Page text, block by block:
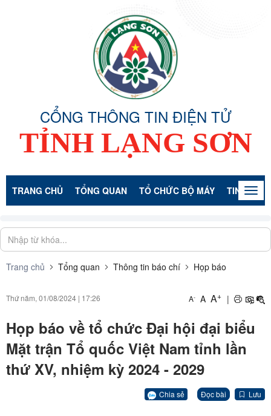
CỔNG THÔNG TIN ĐIỆN TỬ
TỈNH LẠNG SƠN
TRANG CHỦ TỔNG QUAN TỔ CHỨC BỘ MÁY TIN TỨC -
Trang chủ Tổng quan Thông tin báo chí Họp báo
Thứ năm, 01/08/2024 | 17:26 A- A A+ |
Họp báo về tổ chức Đại hội đại biểu
Mặt trận Tổ quốc Việt Nam tỉnh lần
thứ XV, nhiệm kỳ 2024 - 2029
Chia sẻ Đọc bài Lưu